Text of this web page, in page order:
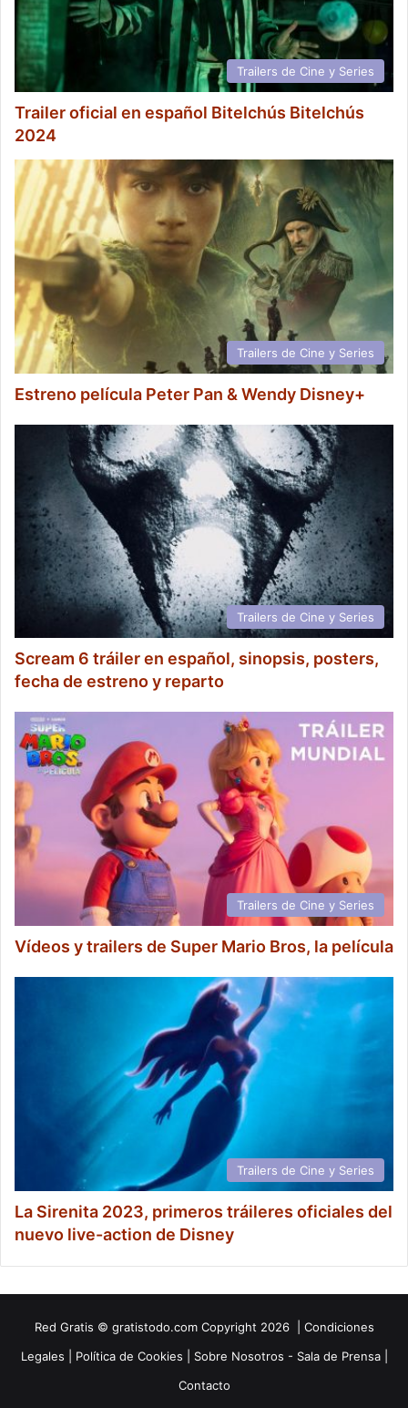
Trailers de Cine y Series
Trailer oficial en español Bitelchús Bitelchús
2024
Trailers de Cine y Series
Estreno película Peter Pan & Wendy Disney+
Trailers de Cine y Series
Scream 6 tráiler en español, sinopsis, posters,
fecha de estreno y reparto
Trailers de Cine y Series
Vídeos y trailers de Super Mario Bros, la película
Trailers de Cine y Series
La Sirenita 2023, primeros tráileres oficiales del
nuevo live-action de Disney
Red Gratis © gratistodo.com Copyright 2026 | Condiciones
Legales
Política de Cookies Sobre Nosotros - Sala de Prensa|
Contacto